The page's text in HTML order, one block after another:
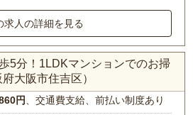
求人の詳細を見る
5分！1LDKマンションでのお掃
大阪市住吉区）
円 、交通費支給、前払い制度あり